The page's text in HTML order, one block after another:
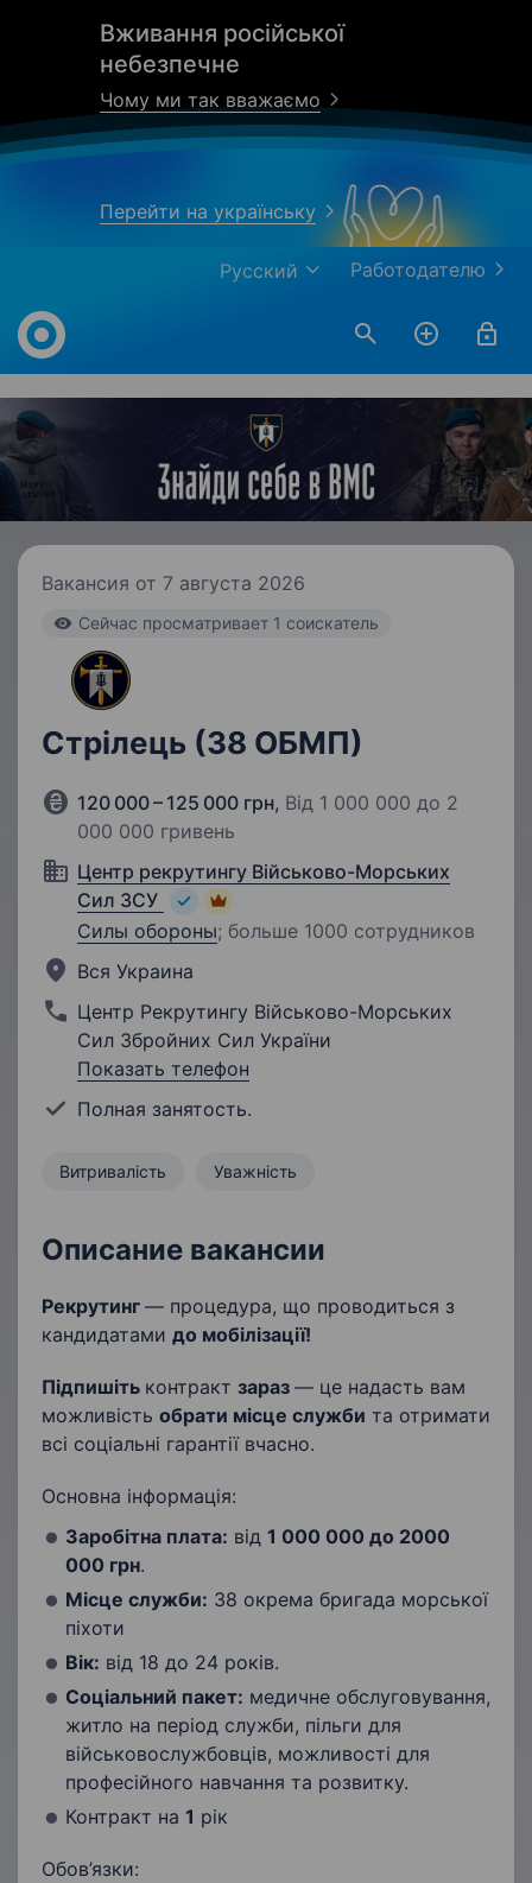
Вживання російської
небезпечне
Чому ми так вважаємо
Перейти на українську
Работодателю
Русский
Work.ua
Вакансия от 7 августа 2026
Cейчас просматривает 1 соискатель
Стрілець (38 ОБМП)
120 000 – 125 000 грн, Від 1 000 000 до 2
000 000 гривень
Центр рекрутингу Військово-Морських
Сил ЗСУ
Силы обороны; больше 1000 сотрудников
Вся Украина
Центр Рекрутингу Військово-Морських
Сил Збройних Сил України
Показать телефон
Полная занятость.
Витривалість Уважність
Описание вакансии
Рекрутинг — процедура, що проводиться з
кандидатами до мобілізації!
Підпишіть контракт зараз — це надасть вам
можливість обрати місце служби та отримати
всі соціальні гарантії вчасно.
Основна інформація:
Заробітна плата: від 1 000 000 до 2000
000 грн.
Місце служби: 38 окрема бригада морської
піхоти
Вік: від 18 до 24 років.
Соціальний пакет: медичне обслуговування,
житло на період служби, пільги для
військовослужбовців, можливості для
професійного навчання та розвитку.
Контракт на 1 рік
Обов’язки: